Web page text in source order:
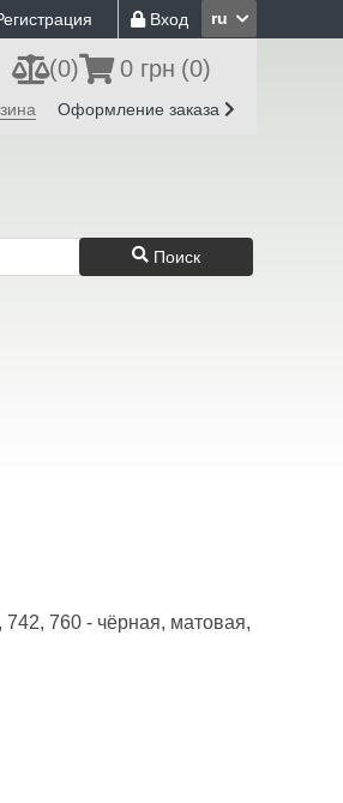
ru
Вход
(0) 0 грн (0)
Оформление заказа
Поиск
760 - чёрная, матовая,